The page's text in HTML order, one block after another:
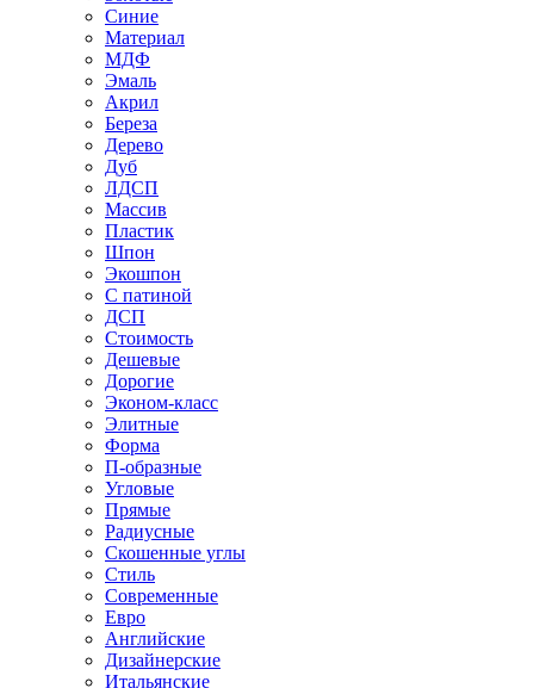
Синие
Материал
МДФ
Эмаль
Акрил
Береза
Дерево
Дуб
ЛДСП
Массив
Пластик
Шпон
Экошпон
С патиной
ДСП
Стоимость
Дешевые
Дорогие
Эконом-класс
Элитные
Форма
П-образные
Угловые
Прямые
Радиусные
Скошенные углы
Стиль
Современные
Евро
Английские
Дизайнерские
Итальянские